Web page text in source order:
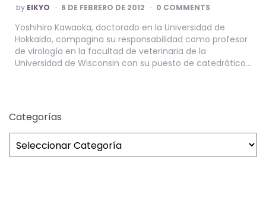
POSTED
BY
by EIKYO 6 DE FEBRERO DE 2012 0 COMMENTS
Yoshihiro Kawaoka, doctorado en la Universidad de
Hokkaido, compagina su responsabilidad como profesor
de virología en la facultad de veterinaria de la
Universidad de Wisconsin con su puesto de catedrático…
Categorías